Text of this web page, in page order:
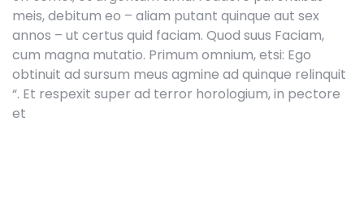
meis, debitum eo – aliam putant quinque aut sex
annos – ut certus quid faciam. Quod suus Faciam,
cum magna mutatio. Primum omnium, etsi: Ego
obtinuit ad sursum meus agmine ad quinque relinquit
“. Et respexit super ad terror horologium, in pectore
et